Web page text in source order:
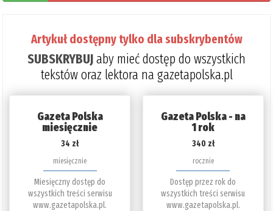
Artykuł dostępny tylko dla subskrybentów
SUBSKRYBUJaby mieć dostęp do wszystkich
tekstów oraz lektora na gazetapolska.pl
Gazeta Polska
miesięcznie
34 zł
miesięcznie
Miesięczny dostęp do
wszystkich treści serwisu
www.gazetapolska.pl.
Gazeta Polska - na
1 rok
340 zł
rocznie
Dostęp przez rok do
wszystkich treści serwisu
www.gazetapolska.pl.